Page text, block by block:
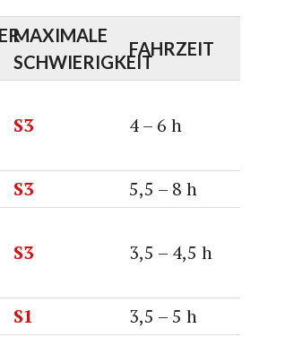
MAXIMALE
SCHWIERIGKEIT
FAHRZEIT
S3 4 – 6 h
S3
5,5 – 8 h
S3 3,5 – 4,5 h
S1 3,5 – 5 h